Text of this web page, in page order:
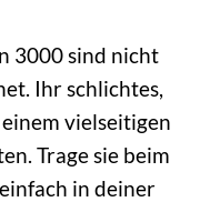
3000 sind nicht
Ihr schlichtes,
vielseitigen
Trage sie beim
in deiner